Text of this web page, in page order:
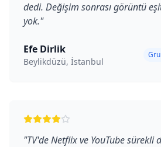
dedi. Değişim sonrası görüntü
yok."
Efe Dirlik
Beylikdüzü, İstanbul
"TV'de Netflix ve YouTube sürekli